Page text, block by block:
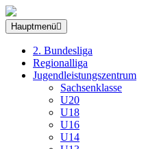
Hauptmenü
2. Bundesliga
Regionalliga
Jugendleistungszentrum
Sachsenklasse
U20
U18
U16
U14